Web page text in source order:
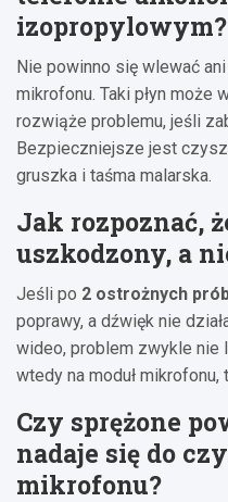
izopropylowym?
Nie powinno się wlewać
mikrofonu. Taki płyn może
rozwiąże problemu, jeśli
Bezpieczniejsze jest
gruszka i taśma malarska.
Jak rozpoznać,
uszkodzony, a
Jeśli po 2 ostrożnych
poprawy, a dźwięk nie
wideo, problem zwykle nie
wtedy na moduł
Czy sprężone
nadaje się do
mikrofonu?